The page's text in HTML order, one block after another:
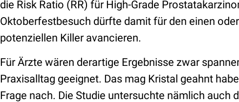
die Risk Ratio (RR) für High-Grade
Oktoberfestbesuch dürfte damit für den einen
potenziellen Killer avancieren.
Für Ärzte wären derartige Ergebnisse zwar
Praxisalltag geeignet. Das mag Kristal geahnt
Frage nach. Die Studie untersuchte nämlich auch